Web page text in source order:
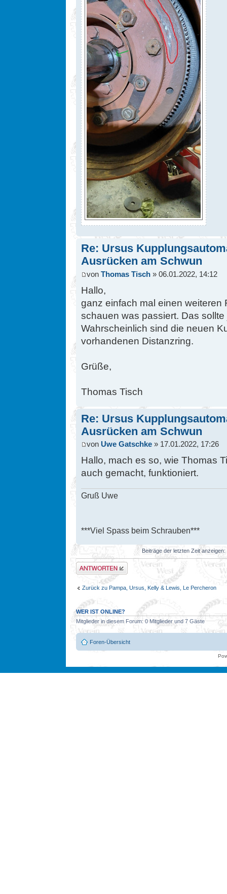
Re: Ursus
Ausrücken am Schwun
von Thomas Tisch » 06.01.2022, 14:12
Hallo,
ganz einfach mal einen weiteren
schauen was passiert. Das
Wahrscheinlich sind die neuen
vorhandenen Distanzring.
Grüße,
Thomas Tisch
Re: Ursus
Ausrücken am Schwun
von Uwe Gatschke » 17.01.2022, 17:26
Hallo, mach es so, wie Thomas
auch gemacht, funktioniert.
Gruß Uwe
***Viel Spass beim Schrauben***
Beiträge der letzten Zeit anzeigen:
Antwort erstellen
Zurück zu Pampa, Ursus, Kelly & Lewis, Le Percheron
WER IST ONLINE?
Mitglieder in diesem Forum: 0 Mitglieder und 7 Gäste
Foren-Übersicht